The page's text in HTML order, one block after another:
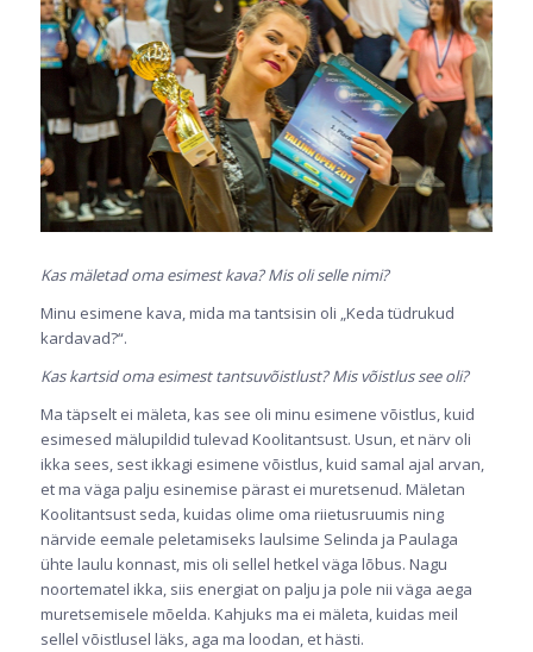
Kas mäletad oma esimest kava? Mis oli selle nimi?
Minu esimene kava, mida ma tantsisin oli „Keda tüdrukud
kardavad?“.
Kas kartsid oma esimest tantsuvõistlust? Mis võistlus see oli?
Ma täpselt ei mäleta, kas see oli minu esimene võistlus, kuid
esimesed mälupildid tulevad Koolitantsust. Usun, et närv oli
ikka sees, sest ikkagi esimene võistlus, kuid samal ajal arvan,
et ma väga palju esinemise pärast ei muretsenud. Mäletan
Koolitantsust seda, kuidas olime oma riietusruumis ning
närvide eemale peletamiseks laulsime Selinda ja Paulaga
ühte laulu konnast, mis oli sellel hetkel väga lõbus. Nagu
noortematel ikka, siis energiat on palju ja pole nii väga aega
muretsemisele mõelda. Kahjuks ma ei mäleta, kuidas meil
sellel võistlusel läks, aga ma loodan, et hästi.